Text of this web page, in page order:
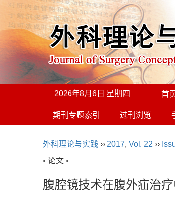
2026年8月6日 星期四 首
期刊专题索引 过刊浏览
外科理论与实践 ›› 2017, Vol. 22 ››
• 论文 •
腹腔镜技术在腹外疝治